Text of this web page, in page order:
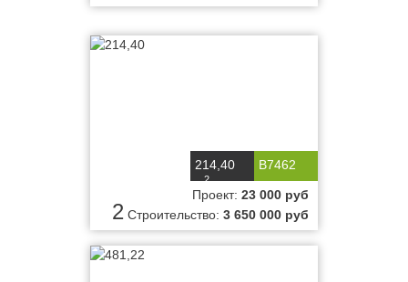
B7462
214,40
м2
2
Проект: 23 000 руб
Строительство: 3 650 000 руб